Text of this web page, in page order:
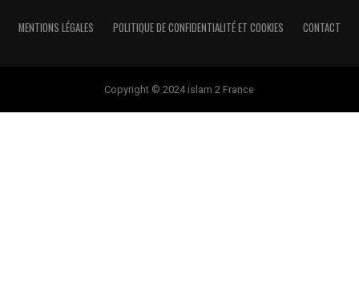
MENTIONS LÉGALES POLITIQUE DE CONFIDENTIALITÉ ET COOKIES CONTACT
Copyright © 2024 islam 2 France